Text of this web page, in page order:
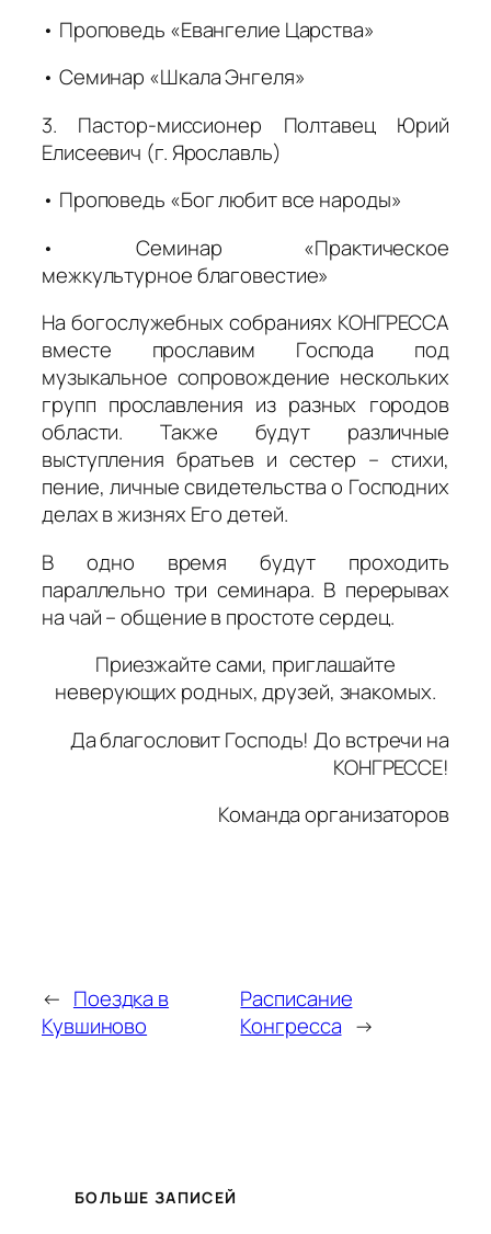
• Проповедь «Евангелие Царства»
• Семинар «Шкала Энгеля»
3. Пастор-миссионер Полтавец Юрий
Елисеевич (г. Ярославль)
• Проповедь «Бог любит все народы»
• Семинар «Практическое
межкультурное благовестие»
На богослужебных собраниях КОНГРЕССА
вместе прославим Господа под
музыкальное сопровождение нескольких
групп прославления из разных городов
области. Также будут различные
выступления братьев и сестер – стихи,
пение, личные свидетельства о Господних
делах в жизнях Его детей.
В одно время будут проходить
параллельно три семинара. В перерывах
на чай – общение в простоте сердец.
Приезжайте сами, приглашайте
неверующих родных, друзей, знакомых.
Да благословит Господь! До встречи на
КОНГРЕССЕ!
Команда организаторов
← Поездка в
Кувшиново
Расписание
Конгресса →
БОЛЬШЕ ЗАПИСЕЙ